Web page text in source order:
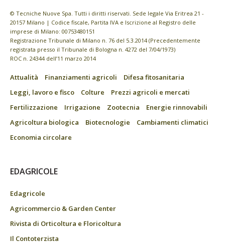
© Tecniche Nuove Spa. Tutti i diritti riservati. Sede legale Via Eritrea 21 -
20157 Milano | Codice fiscale, Partita IVA e Iscrizione al Registro delle
imprese di Milano: 00753480151
Registrazione Tribunale di Milano n. 76 del 5.3.2014 (Precedentemente
registrata presso il Tribunale di Bologna n. 4272 del 7/04/1973)
ROC n. 24344 dell’11 marzo 2014
Attualità Finanziamenti agricoli
Difesa fitosanitaria
Leggi, lavoro e fisco
Colture
Prezzi agricoli e mercati
Fertilizzazione
Irrigazione Zootecnia
Energie rinnovabili
Agricoltura biologica
Biotecnologie
Cambiamenti climatici
Economia circolare
EDAGRICOLE
Edagricole
Agricommercio & Garden Center
Rivista di Orticoltura e Floricoltura
Il Contoterzista